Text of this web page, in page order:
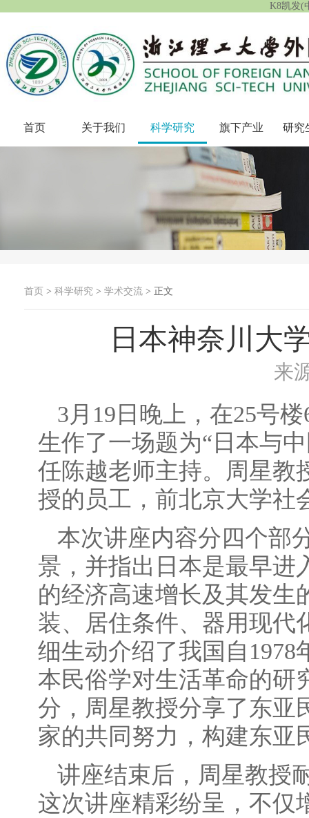
K8凯发(
首页 关于我们 科学研究 旗下产业 研究
首页 > 科学研究 > 学术交流 > 正文
日本神奈川大
来
3月19日晚上，在25号
生作了一场题为“日本与
任陈越老师主持。周星教
授的员工，前北京大学社
本次讲座内容分四个部
景，并指出日本是最早进
的经济高速增长及其发生
装、居住条件、器用现代
细生动介绍了我国自1978
本民俗学对生活革命的研
分，周星教授分享了东亚
家的共同努力，构建东亚
讲座结束后，周星教授
这次讲座精彩纷呈，不仅